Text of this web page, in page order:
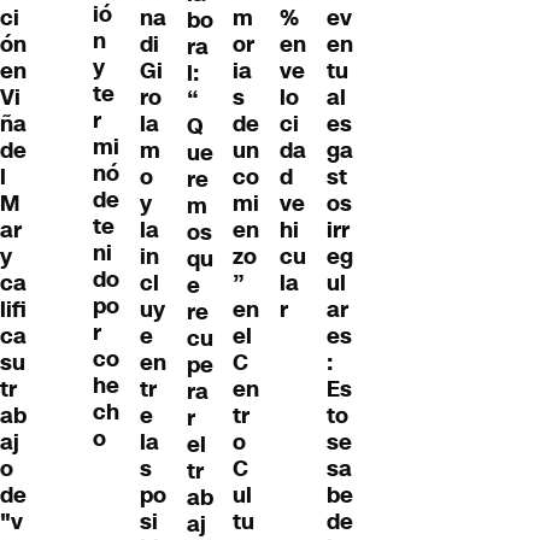
ci
ón
en
Vi
ña
de
l
M
ar
y
ca
lifi
ca
su
tr
ab
aj
o
de
"v
ió
n
y
te
r
mi
nó
de
te
ni
do
po
r
co
he
ch
o
na
di
Gi
ro
la
m
o
y
la
in
cl
uy
e
en
tr
e
la
s
po
si
bo
ra
l:
“
Q
ue
re
m
os
qu
e
re
cu
pe
ra
r
el
tr
ab
aj
m
or
ia
s
de
un
co
mi
en
zo
”
en
el
C
en
tr
o
C
ul
tu
%
en
ve
lo
ci
da
d
ve
hi
cu
la
r
ev
en
tu
al
es
ga
st
os
irr
eg
ul
ar
es
:
Es
to
se
sa
be
de